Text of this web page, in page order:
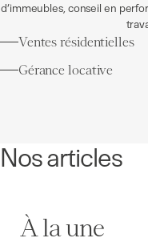
d’immeubles, conseil en
Ventes résidentielles
Gérance locative
À la une
Nos articles